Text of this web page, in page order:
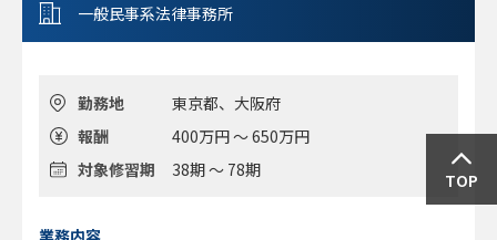
一般民事系法律事務所
勤務地
東京都、大阪府
報酬
400万円 ～ 650万円
対象修習期
38期 ～ 78期
業務内容
TOP